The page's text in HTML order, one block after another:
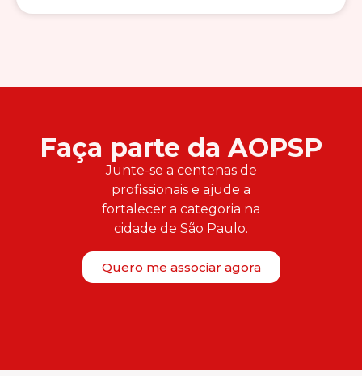
Faça parte da AOPSP
Junte-se a centenas de
profissionais e ajude a
fortalecer a categoria na
cidade de São Paulo.
Quero me associar agora